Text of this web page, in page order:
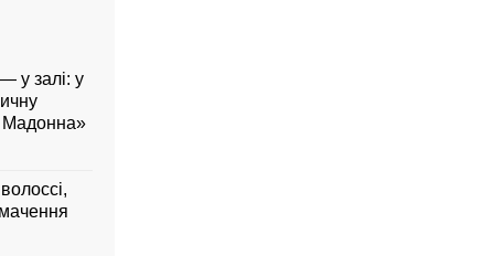
у залі: у
Мадонна»